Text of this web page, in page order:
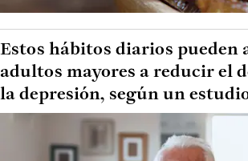
Estos hábitos diarios pueden
adultos mayores a reducir el
la depresión, según un